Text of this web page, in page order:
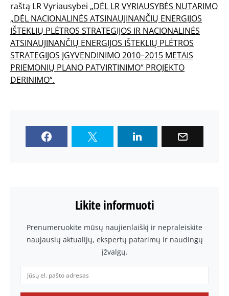
raštą LR Vyriausybei „DĖL LR VYRIAUSYBĖS NUTARIMO
„DĖL NACIONALINĖS ATSINAUJINANČIŲ ENERGIJOS
IŠTEKLIŲ PLĖTROS STRATEGIJOS IR NACIONALINĖS
ATSINAUJINANČIŲ ENERGIJOS IŠTEKLIŲ PLĖTROS
STRATEGIJOS ĮGYVENDINIMO 2010–2015 METAIS
PRIEMONIŲ PLANO PATVIRTINIMO“ PROJEKTO
DERINIMO“.
Likite informuoti
Prenumeruokite mūsų naujienlaiškį ir nepraleiskite
naujausių aktualijų, ekspertų patarimų ir naudingų
įžvalgų.